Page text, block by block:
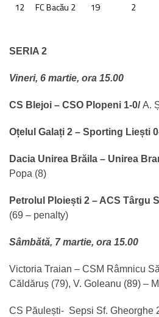
12 FC Bacău 2 19 2
SERIA 2
Vineri, 6 martie, ora 15.00
CS Blejoi – CSO Plopeni 1-0/A.
Oțelul Galați 2 – Sporting Liești
Dacia Unirea Brăila – Unirea
Popa (8)
Petrolul Ploiești 2 – ACS Târgu
(69 – penalty)
Sâmbătă, 7 martie, ora 15.00
Victoria Traian – CSM Râmnicu
Căldăruș (79), V. Goleanu (89) –
CS Păulești- Sepsi Sf. Gheorghe